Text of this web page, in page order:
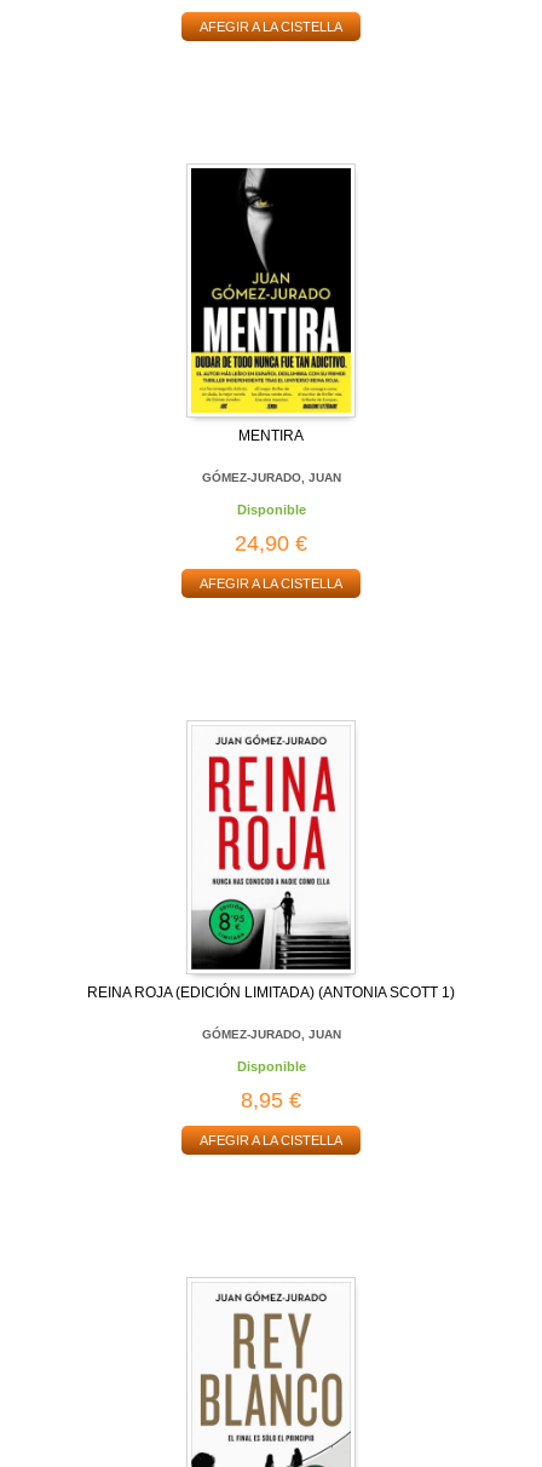
AFEGIR A LA CISTELLA
MENTIRA
GÓMEZ-JURADO, JUAN
Disponible
24,90 €
AFEGIR A LA CISTELLA
REINA ROJA (EDICIÓN LIMITADA) (ANTONIA SCOTT 1)
GÓMEZ-JURADO, JUAN
Disponible
8,95 €
AFEGIR A LA CISTELLA